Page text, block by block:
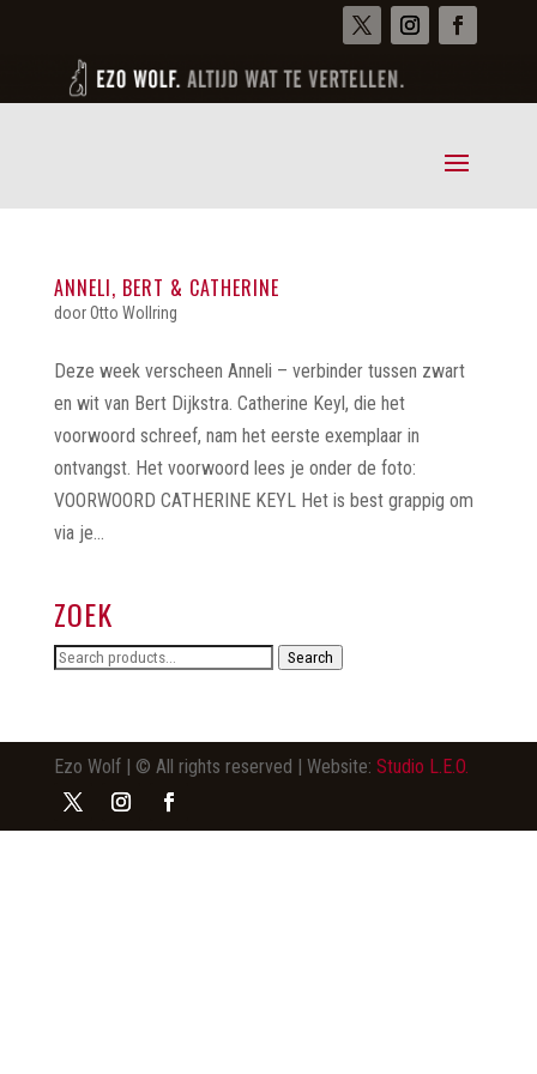
ANNELI, BERT & CATHERINE
doorOtto Wollring
Deze week verscheen Anneli – verbinder tussen zwart
en wit van Bert Dijkstra. Catherine Keyl, die het
voorwoord schreef, nam het eerste exemplaar in
ontvangst. Het voorwoord lees je onder de foto:
VOORWOORD CATHERINE KEYL Het is best grappig om
via je...
ZOEK
Search
Search
Ezo Wolf | © All rights reserved | Website: Studio L.E.O.